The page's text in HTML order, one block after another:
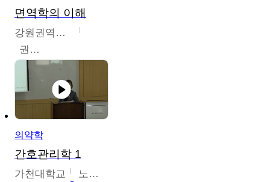
면역학의 이해
강원권역센터
권보인
의약학
간호관리학 1
가천대학교 노원정